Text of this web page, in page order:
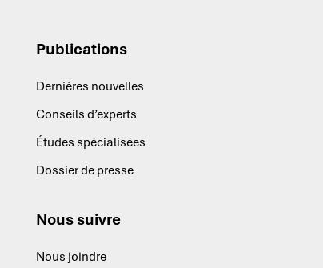
Publications
Dernières nouvelles
Conseils d’experts
Études spécialisées
Dossier de presse
Nous suivre
Nous joindre